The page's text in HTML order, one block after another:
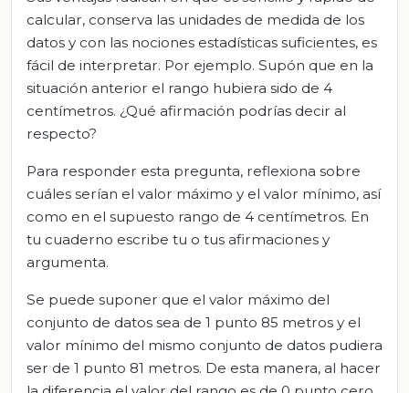
calcular, conserva las unidades de medida de los
datos y con las nociones estadísticas suficientes, es
fácil de interpretar. Por ejemplo. Supón que en la
situación anterior el rango hubiera sido de 4
centímetros. ¿Qué afirmación podrías decir al
respecto?
Para responder esta pregunta, reflexiona sobre
cuáles serían el valor máximo y el valor mínimo, así
como en el supuesto rango de 4 centímetros. En
tu cuaderno escribe tu o tus afirmaciones y
argumenta.
Se puede suponer que el valor máximo del
conjunto de datos sea de 1 punto 85 metros y el
valor mínimo del mismo conjunto de datos pudiera
ser de 1 punto 81 metros. De esta manera, al hacer